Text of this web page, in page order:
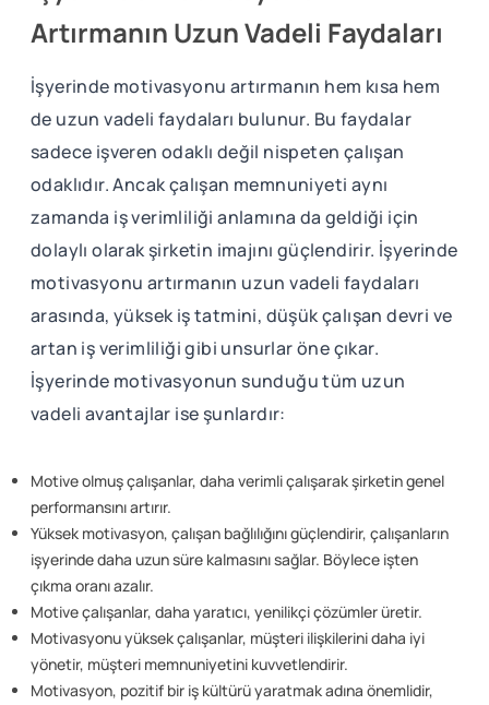
Artırmanın Uzun Vadeli Faydaları
İşyerinde motivasyonu artırmanın hem kısa hem
de uzun vadeli faydaları bulunur. Bu faydalar
sadece işveren odaklı değil nispeten çalışan
odaklıdır. Ancak çalışan memnuniyeti aynı
zamanda iş verimliliği anlamına da geldiği için
dolaylı olarak şirketin imajını güçlendirir. İşyerinde
motivasyonu artırmanın uzun vadeli faydaları
arasında, yüksek iş tatmini, düşük çalışan devri ve
artan iş verimliliği gibi unsurlar öne çıkar.
İşyerinde motivasyonun sunduğu tüm uzun
vadeli avantajlar ise şunlardır:
Motive olmuş çalışanlar, daha verimli çalışarak şirketin genel
performansını artırır.
Yüksek motivasyon, çalışan bağlılığını güçlendirir, çalışanların
işyerinde daha uzun süre kalmasını sağlar. Böylece işten
çıkma oranı azalır.
Motive çalışanlar, daha yaratıcı, yenilikçi çözümler üretir.
Motivasyonu yüksek çalışanlar, müşteri ilişkilerini daha iyi
yönetir, müşteri memnuniyetini kuvvetlendirir.
Motivasyon, pozitif bir iş kültürü yaratmak adına önemlidir,